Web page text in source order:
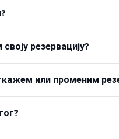
резервацију?
или променим